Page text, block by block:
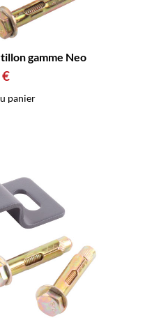
gamme Neo
€
panier